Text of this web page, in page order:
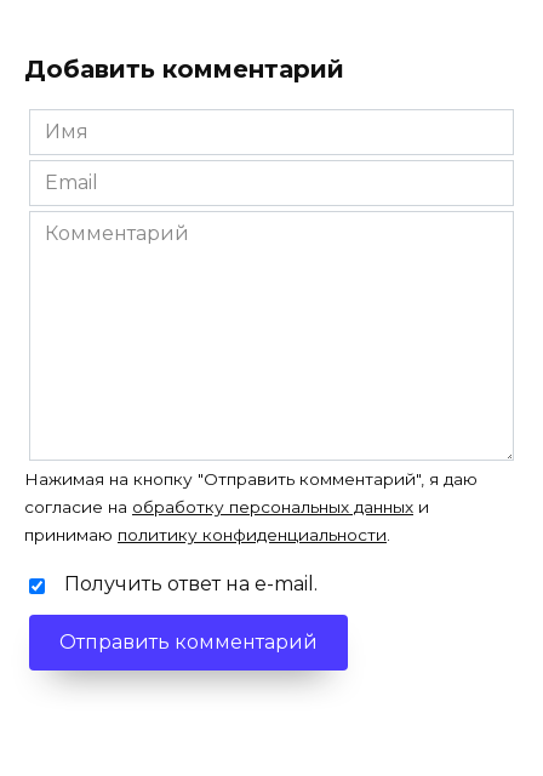
Добавить комментарий
Имя
*
Email
*
Комментарий
Нажимая на кнопку "Отправить комментарий", я даю
согласие на обработку персональных данных и
принимаю политику конфиденциальности.
Получить ответ на e-mail.